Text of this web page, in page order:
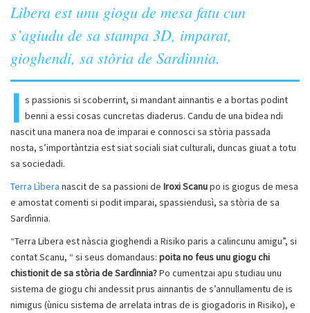
Lìbera est unu giogu de mesa fatu cun
s’agiudu de sa stampa 3D, imparat,
gioghendi, sa stòria de Sardìnnia.
I s passionis si scoberrint, si mandant ainnantis e a bortas podint
benni a essi cosas cuncretas diaderus. Candu de una bidea ndi
nascit una manera noa de imparai e connosci sa stòria passada
nosta, s’importàntzia est siat sociali siat culturali, duncas giuat a totu
sa sociedadi.
Terra Lìbera nascit de sa passioni de Iroxi Scanupo is giogus de mesa
e amostat comenti si podit imparai, spassiendusì, sa stòria de sa
Sardìnnia.
“Terra Libera est nàscia gioghendi a Risiko paris a calincunu amigu”, si
contat Scanu, “ si seus domandaus: poita no feus unu giogu chi
chistionit de sa stòria de Sardìnnia?Po cumentzai apu studiau unu
sistema de giogu chi andessit prus ainnantis de s’annullamentu de is
nimigus (ùnicu sistema de arrelata intras de is giogadoris in Risiko), e